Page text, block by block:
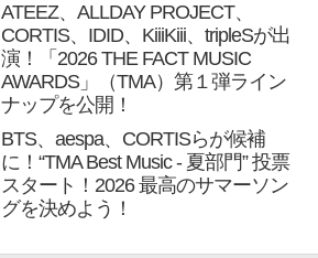
ATEEZ、ALLDAY PROJECT、
CORTIS、IDID、KiiiKiii、tripleSが出
演！「2026 THE FACT MUSIC
AWARDS」（TMA）第１弾ライン
ナップを公開！
BTS、aespa、CORTISらが候補
に！“TMA Best Music - 夏部門” 投票
スタート！2026 最高のサマーソン
グを決めよう！